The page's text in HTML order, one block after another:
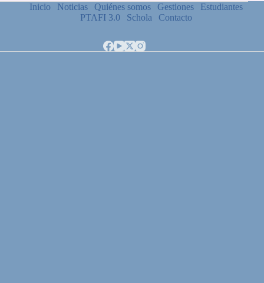
Inicio Noticias Quiénes somos Gestiones
Estudiantes
PTAFI 3.0
Schola Contacto